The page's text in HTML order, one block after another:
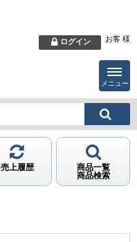
ログイン お客 様
メニュー
売上履歴
商品一覧
商品検索